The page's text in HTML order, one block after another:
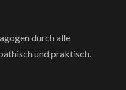
durch alle
und praktisch.